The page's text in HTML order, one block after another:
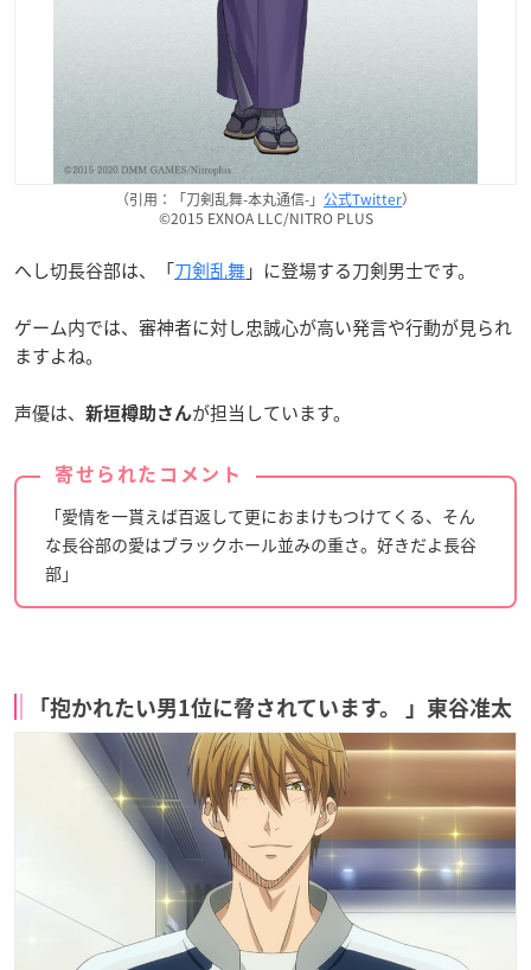
（引用：「刀剣乱舞-本丸通信-」 公式Twitter）
©2015 EXNOA LLC/NITRO PLUS
へし切長谷部は、「刀剣乱舞」に登場する刀剣男士です。
ゲーム内では、審神者に対し忠誠心が高い発言や行動が見られ
ますよね。
声優は、 新垣樽助さんが担当しています。
寄せられたコメント
「愛情を一貰えば百返して更におまけもつけてくる、そん
な長谷部の愛はブラックホール並みの重さ。好きだよ長谷
部」
「抱かれたい男1位に脅されています。 」東谷准太